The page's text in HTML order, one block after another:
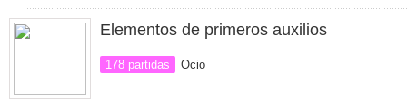
Elementos de primeros auxilios
178 partidas Ocio